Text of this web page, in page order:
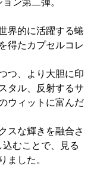
界的に活躍する蜷
得たカプセルコレ
つ、より大胆に印
タル、反射するサ
ウィットに富んだ
スな輝きを融合さ
むことで、見る
した。